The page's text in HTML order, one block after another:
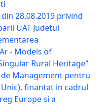
din 28.08.2019 privind
UAT Judetul
- Models of
Rural Heritage"
Management pentru
finantat in cadrul
Europe si a